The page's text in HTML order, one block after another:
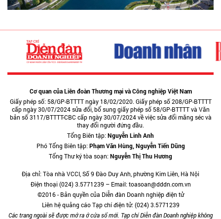
Cơ quan của Liên đoàn Thương mại và Công nghiệp Việt Nam
Giấy phép số: 58/GP-BTTTT ngày 18/02/2020. Giấy phép số 208/GP-BTTTT
cấp ngày 30/07/2024 sửa đổi, bổ sung giấy phép số 58/GP-BTTTT và Văn
bản số 3117/BTTTT-CBC cấp ngày 30/07/2024 về việc sửa đổi măng séc và
thay đổi người đứng đầu.
Tổng Biên tập:Nguyễn Linh Anh
Phó Tổng Biên tập:Phạm Văn Hùng, Nguyễn Tiến Dũng
Tổng Thư ký tòa soạn:Nguyễn Thị Thu Hương
Địa chỉ: Tòa nhà VCCI, Số 9 Đào Duy Anh, phường Kim Liên, Hà Nội
Điện thoại (024) 3.5771239 – Email: toasoan@dddn.com.vn
©2016 - Bản quyền của Diễn đàn Doanh nghiệp điện tử
Liên hệ quảng cáo Tạp chí điện tử: (024) 3.5771239
Các trang ngoài sẽ được mở ra ở cửa sổ mới. Tạp chí Diễn đàn Doanh nghiệp không